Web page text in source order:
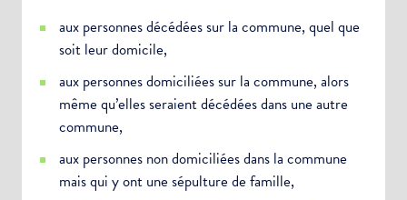
aux personnes décédées sur la commune, quel que
soit leur domicile,
aux personnes domiciliées sur la commune, alors
même qu’elles seraient décédées dans une autre
commune,
aux personnes non domiciliées dans la commune
mais qui y ont une sépulture de famille,